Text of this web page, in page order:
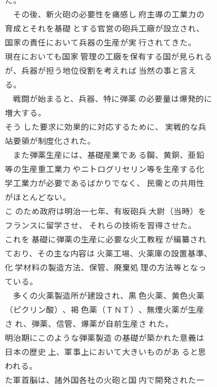
その後、新火砲の必要性を痛感し 府主導の工業力の
育成とそれを基礎 とする官営の砲兵工廠が設立され、
国家の責任において兵器の生産が実 行されてきた。
現在においても国家 管理の工廠を保有する国が見られる
が、兵器が担う地位役割を考えれば 当然の事と言え
る。
戦闘が始まると、兵器、特に弾薬 の必要量は爆発的に
増大する。
そう した要求に効果的に対応するために、 実戦的な兵
站要領が制度化された。
また弾薬生産には、基礎産業であ る鋼、黄銅、亜鉛
等の生産重工業力 やニトログリセリン等を生産する化
学工業力が必要であるばかりでなく、 民需との共用性
がほとんどない。
こ のため政府は明治一七年、有坂砲兵 大尉（当時）を
フランスに留学させ、 それらの技術を習得させた。
これを 基礎に弾薬の生産に必要な火工教程 が編纂され
ており、その主な内容は 火薬工場、火薬庫の設置基準、
化 学材料の製造方法、保管、廃棄処 理の方法等となっ
ている。
多くの火薬製造所が建設され、黒 色火薬、黄色火薬
（ピクリン酸）、褐 色薬（ＴＮＴ）、無煙火薬が生産
さ れ、弾薬、信管、爆薬が自前生産さ れた。
明治期にこのような弾薬製造 の基礎が築かれた意義は
日本の歴史 上、軍事上において大きいものがあ ると思
われる。
た軍首脳は、諸外国各社の火砲と国 内で開発された一